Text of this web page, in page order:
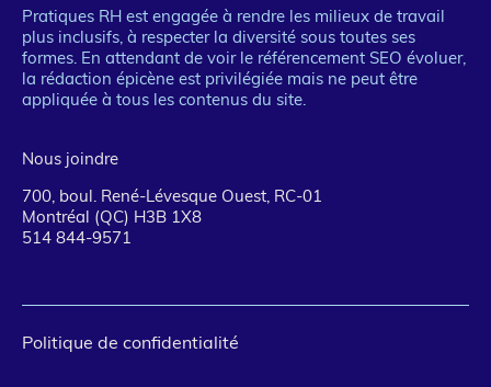
Pratiques RH est engagée à rendre les milieux de travail
plus inclusifs, à respecter la diversité sous toutes ses
formes. En attendant de voir le référencement SEO évoluer,
la rédaction épicène est privilégiée mais ne peut être
appliquée à tous les contenus du site.
Nous joindre
700, boul. René-Lévesque Ouest, RC-01
Montréal (QC) H3B 1X8
514 844-9571
Pied
Politique de confidentialité